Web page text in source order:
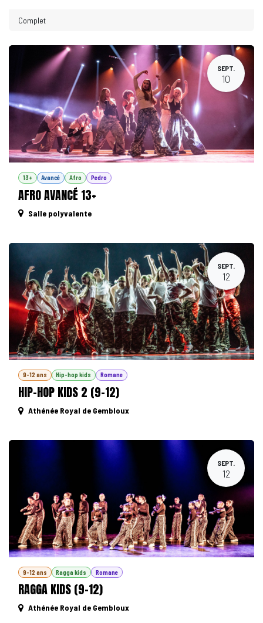
Complet
SEPT.
10
13+ Avancé Afro Pedro
AFRO AVANCÉ 13+
Salle polyvalente
SEPT.
12
9-12 ans Hip-hop kids Romane
HIP-HOP KIDS 2 (9-12)
Athénée Royal de Gembloux
SEPT.
12
9-12 ans Ragga kids Romane
RAGGA KIDS (9-12)
Athénée Royal de Gembloux